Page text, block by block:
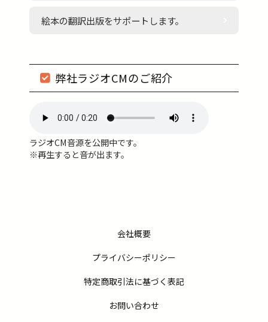
絵本の翻訳出版をサポートします。
弊社ラジオCMのご紹介
ラジオCM音源を公開中です。
※再生すると音が出ます。
会社概要
プライバシーポリシー
特定商取引法に基づく表記
お問い合わせ